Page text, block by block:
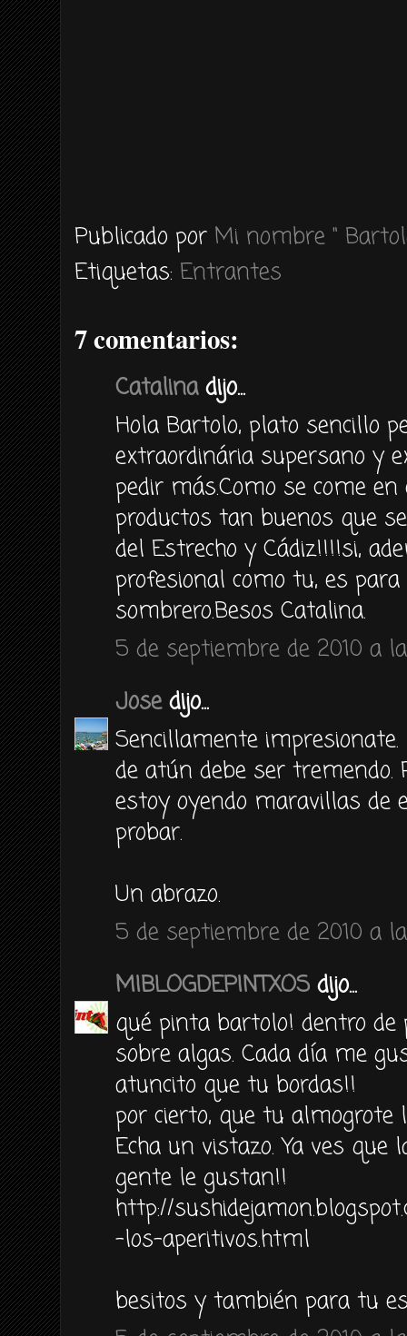
Publicado por Mi nombre "
Etiquetas: Entrantes
7 comentarios:
Catalinadijo...
Hola Bartolo, plato sencillo
extraordinária supersano y
pedir más.Como se come
productos tan buenos que
del Estrecho y Cádiz!!!!si,
profesional como tu, es
sombrero.Besos Catalina.
5 de septiembre de 2010 a
Josedijo...
Sencillamente impresionate.
de atún debe ser tremendo.
estoy oyendo maravillas de
probar.
Un abrazo.
5 de septiembre de 2010 a
MIBLOGDEPINTXOS dijo...
qué pinta bartolo! dentro de
sobre algas. Cada día me
atuncito que tu bordas!!
por cierto, que tu almogrote
Echa un vistazo. Ya ves que
gente le gustan!!
http://
-los-aperitivos.html
besitos y también para tu